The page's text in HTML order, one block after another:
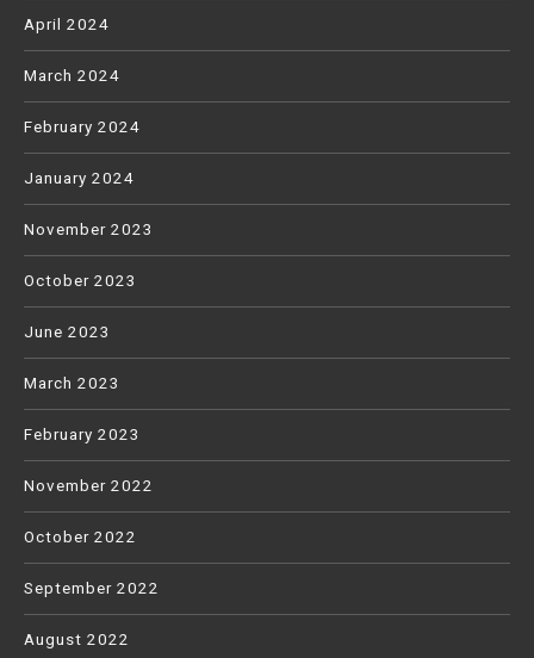
April 2024
March 2024
February 2024
January 2024
November 2023
October 2023
June 2023
March 2023
February 2023
November 2022
October 2022
September 2022
August 2022